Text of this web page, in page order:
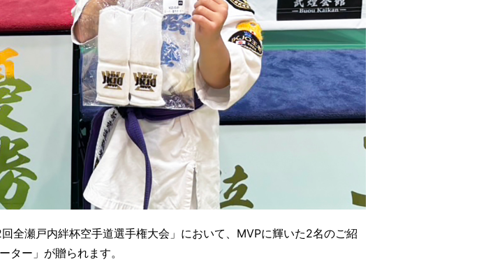
全瀬戸内絆杯空手道選手権大会」において、MVPに輝いた2名のご紹
ー」が贈られます。